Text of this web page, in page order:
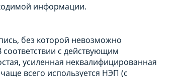
информации.
без которой невозможно
с действующим
усиленная неквалифицированная
всего используется НЭП (с